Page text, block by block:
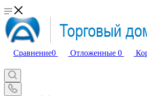
Сравнение0 Отложенные 0